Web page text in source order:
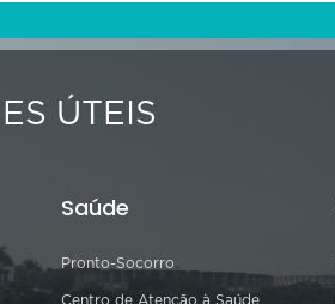
ÚTEIS
Saúde
Pronto-Socorro
Centro de Atenção à Saúde